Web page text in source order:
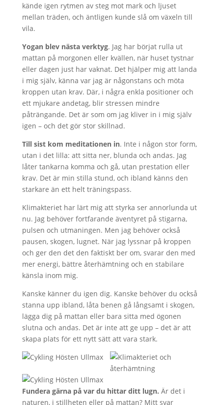
kände igen rytmen av steg mot mark och ljuset
mellan träden, och äntligen kunde slå om växeln till
vila.
Yogan blev nästa verktyg. Jag har börjat rulla ut
mattan på morgonen eller kvällen, när huset tystnar
eller dagen just har vaknat. Det hjälper mig att landa
i mig själv, känna var jag är någonstans och möta
kroppen utan krav. Där, i några enkla positioner och
ett mjukare andetag, blir stressen mindre
påträngande. Det är som om jag kliver in i mig själv
igen – och det gör stor skillnad.
Till sist kom meditationen in. Inte i någon stor form,
utan i det lilla: att sitta ner, blunda och andas. Jag
låter tankarna komma och gå, utan prestation eller
krav. Det är min stilla stund, och ibland känns den
starkare än ett helt träningspass.
Klimakteriet har lärt mig att styrka ser annorlunda ut
nu. Jag behöver fortfarande äventyret på stigarna,
pulsen och utmaningen. Men jag behöver också
pausen, skogen, lugnet. När jag lyssnar på kroppen
och ger den det den faktiskt ber om, svarar den med
mer energi, bättre återhämtning och en stabilare
känsla inom mig.
Kanske känner du igen dig. Kanske behöver du också
stanna upp ibland, låta benen gå långsamt i skogen,
lägga dig på mattan eller bara sitta med ögonen
slutna och andas. Det är inte att ge upp – det är att
skapa plats för ett nytt sätt att vara stark.
Fundera gärna på var du hittar ditt lugn. Är det i
naturen, i stillheten eller på mattan? Mitt svar